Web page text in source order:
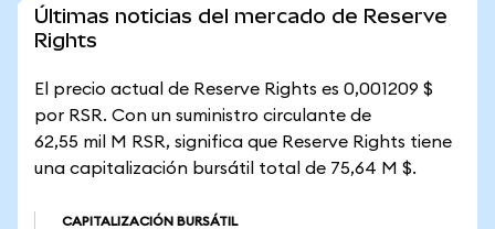
Últimas noticias del mercado de Reserve
Rights
El precio actual de Reserve Rights es 0,001209 $
por RSR. Con un suministro circulante de
62,55 mil M RSR, significa que Reserve Rights tiene
una capitalización bursátil total de 75,64 M $.
CAPITALIZACIÓN BURSÁTIL